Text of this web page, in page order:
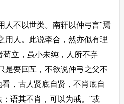
不以世类。南轩以仲弓言"焉
用人。此说牵合，然亦似有理
苟立，虽小未纯，人所不弃
是要回互，不欲说仲弓之父不
，古人贤底自贤，不肖底自
语其不肖，可以为戒。"或